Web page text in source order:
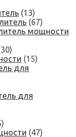
(13)
(67)
мощности
(15)
для
для
(47)